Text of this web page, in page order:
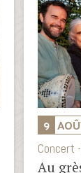
9
Concert
Au